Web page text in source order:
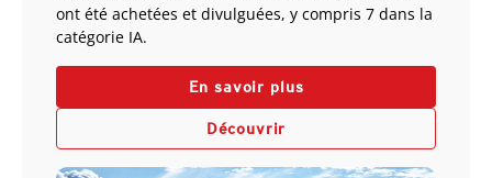
ont été achetées et divulguées, y compris 7 dans la
catégorie IA.
En savoir plus
Découvrir